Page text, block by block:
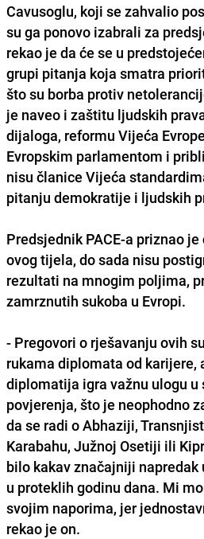
Cavusoglu, koji se zahvalio
su ga ponovo izabrali za
rekao je da će se u
grupi pitanja koja smatra
što su borba protiv
je naveo i zaštitu ljudskih
dijaloga, reformu Vijeća
Evropskim parlamentom i
nisu članice Vijeća
pitanju demokratije i ljudskih
Predsjednik PACE-a priznao
ovog tijela, do sada nisu
rezultati na mnogim poljima,
zamrznutih sukoba u Evropi.
- Pregovori o rješavanju ovih
rukama diplomata od karijere,
diplomatija igra važnu ulogu u
povjerenja, što je neophodno
da se radi o Abhaziji,
Karabahu, Južnoj Osetiji ili
bilo kakav značajniji
u proteklih godinu dana. Mi
svojim naporima, jer
rekao je on.